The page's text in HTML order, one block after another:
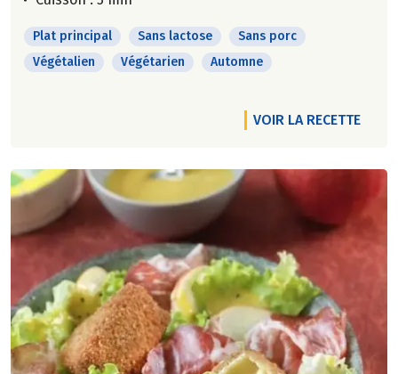
Plat principal Sans lactose
Sans porc
Végétalien
Végétarien Automne
VOIR LA RECETTE